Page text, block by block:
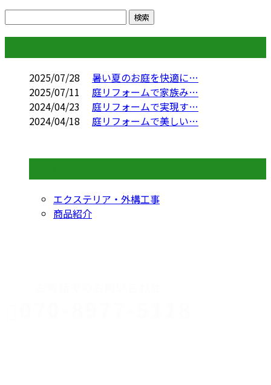
2025/07/28
暑い夏のお庭を快適に…
2025/07/11
庭リフォームで家族み…
2024/04/23
庭リフォームで実現す…
2024/04/18
庭リフォームで美しい…
エクステリア・外構工事
商品紹介